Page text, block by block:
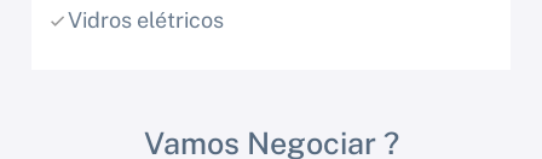
Vidros elétricos
Vamos Negociar ?